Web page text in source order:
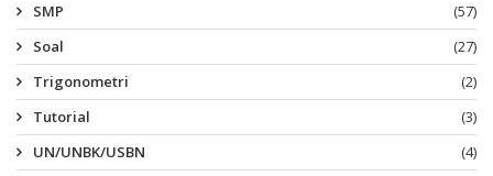
SMP
(57)
Soal
(27)
Trigonometri
(2)
Tutorial
(3)
UN/UNBK/USBN
(4)